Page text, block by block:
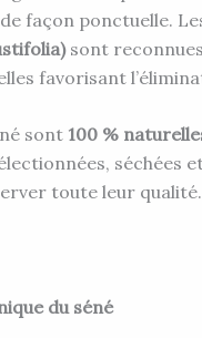
façon ponctuelle.
sont
favorisant
sont 100 %
séchées
toute leur qualité.
du séné